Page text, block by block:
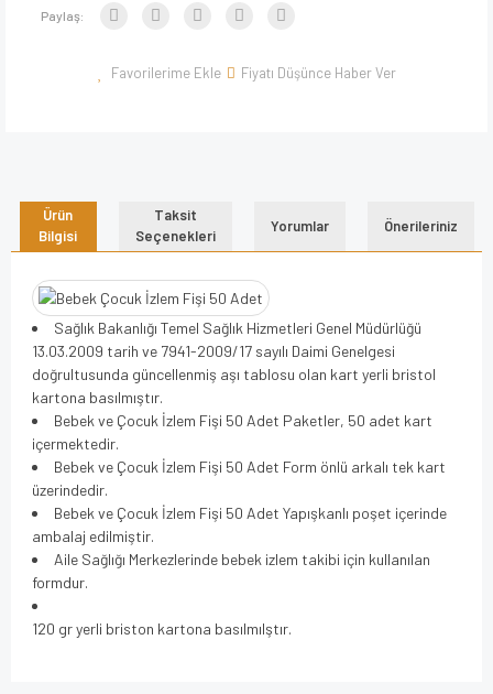
Paylaş:
Fiyatı Düşünce Haber Ver
Ürün
Bilgisi
Taksit
Seçenekleri
Yorumlar Önerileriniz
Sağlık Bakanlığı Temel Sağlık Hizmetleri Genel Müdürlüğü
13.03.2009 tarih ve 7941-2009/17 sayılı Daimi Genelgesi
doğrultusunda güncellenmiş aşı tablosu olan kart yerli bristol
kartona basılmıştır.
Bebek ve Çocuk İzlem Fişi 50 Adet Paketler, 50 adet kart
içermektedir.
Bebek ve Çocuk İzlem Fişi 50 Adet Form önlü arkalı tek kart
üzerindedir.
Bebek ve Çocuk İzlem Fişi 50 Adet Yapışkanlı poşet içerinde
ambalaj edilmiştir.
Aile Sağlığı Merkezlerinde bebek izlem takibi için kullanılan
formdur.
120 gr yerli briston kartona basılmılştır.